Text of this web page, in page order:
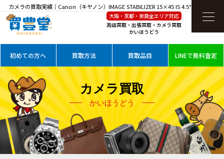
カメラの買取実績｜Canon（キヤノン）IMAGE STABILIZER 15×45 IS 4.5° UD 双眼鏡を
高価買取
大阪・京都・奈良全エリア対応
高価買取・出張買取・カメラ買取
かいほうどう
初めての方へ 買取方法 買取品目 LINEで無料査定
カメラ買取
かいほうどう